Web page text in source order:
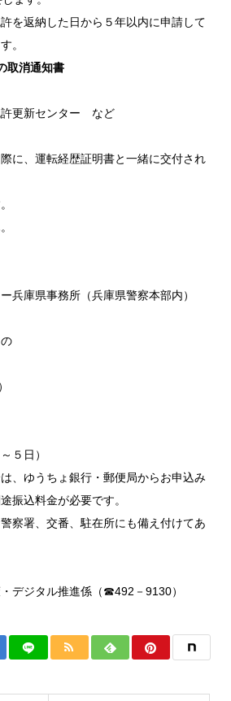
を返納した日から５年以内に申請して
。
取消通知書
更新センター など
に、運転経歴証明書と一緒に交付され
兵庫県事務所（兵庫県警察本部内）
５日）
、ゆうちょ銀行・郵便局からお申込み
振込料金が必要です。
察署、交番、駐在所にも備え付けてあ
デジタル推進係（☎492－9130）